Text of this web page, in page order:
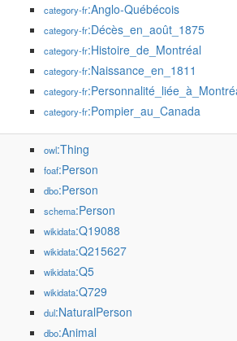
category-fr:Anglo-Québécois
category-fr:Décès_en_août_1875
category-fr:Histoire_de_Montréal
category-fr:Naissance_en_1811
category-fr
category-fr:Pompier_au_Canada
owl:Thing
foaf:Person
dbo:Person
schema:Person
wikidata:Q19088
wikidata:Q215627
wikidata:Q5
wikidata:Q729
dul:NaturalPerson
dbo:Animal